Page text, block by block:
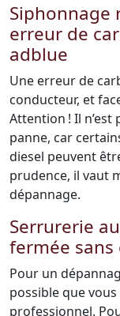
Siphonnage
erreur de
adblue
Une erreur de
conducteur, et
Attention ! Il
panne, car
diesel peuvent
prudence, il vaut
dépannage.
Serrurerie
fermée sans
Pour un
possible que
professionnel.